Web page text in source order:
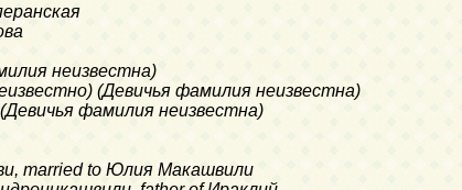
неизвестна)
(Девичья фамилия неизвестна)
фамилия неизвестна)
married to Юлия Макашвили